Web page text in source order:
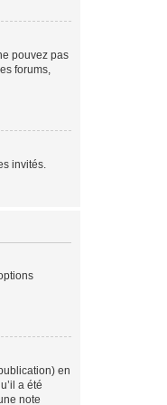
pouvez pas
forums,
invités.
en
a été
note